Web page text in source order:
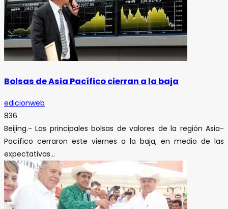
Bolsas de Asia Pacífico cierran a la baja
edicionweb
836
Beijing.- Las principales bolsas de valores de la región Asia-
Pacífico cerraron este viernes a la baja, en medio de las
expectativas...